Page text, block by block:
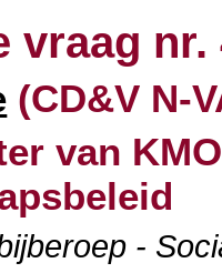
nr.
(CD&V N-
van
-